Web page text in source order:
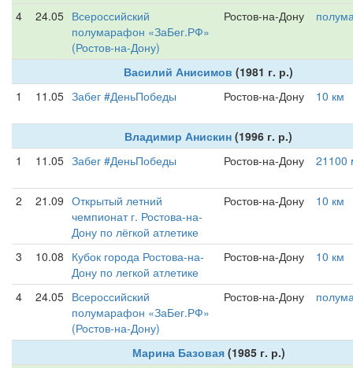
4 24.05 Всероссийский
полумарафон «ЗаБег.РФ»
(Ростов-на-Дону)
Ростов-на-Дону
Василий Анисимов (1981 г. р.)
1
11.05 Забег #ДеньПобеды Ростов-на-Дону 10 км
Владимир Анискин (1996 г. р.)
1
11.05 Забег #ДеньПобеды Ростов-на-Дону 21100
2 21.09 Открытый летний
чемпионат г. Ростова-на-
Дону по лёгкой атлетике
Ростов-на-Дону 10 км
3 10.08 Кубок города Ростова-на-
Дону по легкой атлетике
Ростов-на-Дону 10 км
4 24.05 Всероссийский
полумарафон «ЗаБег.РФ»
(Ростов-на-Дону)
Ростов-на-Дону
Марина Базовая(1985 г. р.)